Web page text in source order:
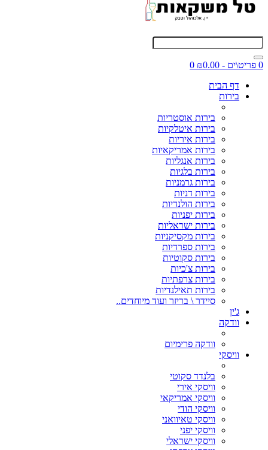
0 פריט\ים - ₪0.00
0
דף הבית
בירות
בירות אוסטריות
בירות איטלקיות
בירות איריות
בירות אמריקאיות
בירות אנגליות
בירות בלגיות
בירות גרמניות
בירות דניות
בירות הולנדיות
בירות יפניות
בירות ישראליות
בירות מקסיקניות
בירות ספרדיות
בירות סקוטיות
בירות צ'כיות
בירות צרפתיות
בירות תאילנדיות
סיידר \ בריזר ועוד מיוחדים..
ג'ין
וודקה
וודקה פרימיום
וויסקי
בלנדד סקוטי
וויסקי אירי
וויסקי אמריקאי
וויסקי הודי
וויסקי טאיוואני
וויסקי יפני
וויסקי ישראלי